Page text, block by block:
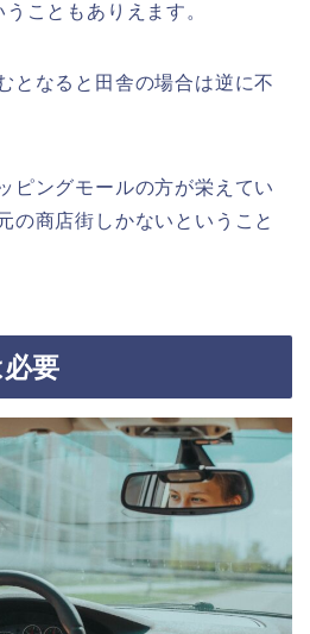
こともありえます。
となると田舎の場合は逆に不
ピングモールの方が栄えてい
の商店街しかないということ
要